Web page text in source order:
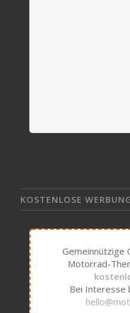
KOSTENLOSE
Gemeinnützige
Motorrad-
Bei Interesse